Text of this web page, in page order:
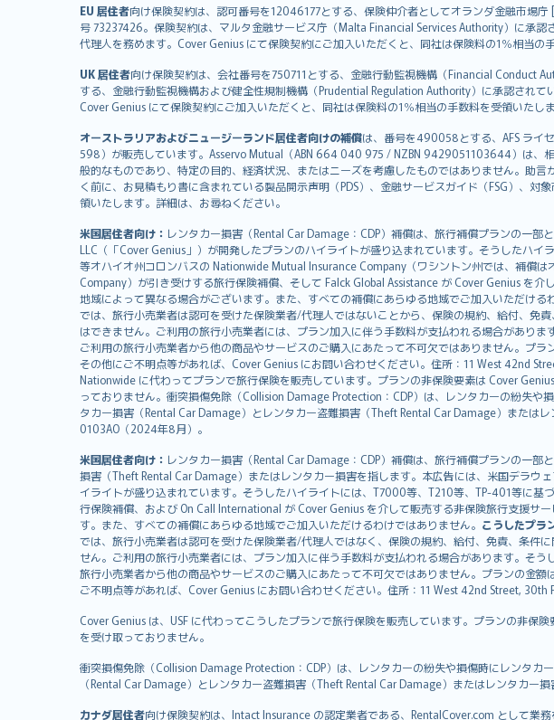
EU 居住者向け保険契約は、認可番号を12046177とする、保険仲介者としてオランダ金融市場
号 73237426。保険契約は、マルタ金融サービス庁（Malta Financial Services Authority）に承
代理人を務めます。Cover Genius にて保険契約にご加入いただくと、同社は保険料の1％相当の
UK 居住者向け保険契約は、会社番号を750711とする、金融行動監視機構（Financial Conduct
する、金融行動監視機構および健全性規制機構（Prudential Regulation Authority）に承認され
Cover Genius にて保険契約にご加入いただくと、同社は保険料の1％相当の手数料を受領いたし
オーストラリアおよびニュージーランド居住者向けの補償は、番号を490058とする、AFS ライ
598）が販売しています。Asservo Mutual（ABN 664 040 975 / NZBN 9429051103644）は、
般的なものであり、特定の目的、経済状況、またはニーズを考慮したものではありません。助
く前に、お見積もり書に含まれている製品開示声明（PDS）、金融サービスガイド（FSG）、
領いたします。詳細は、お尋ねください。
米国居住者向け： レンタカー損害（Rental Car Damage：CDP）補償は、旅行補償プランの一
LLC（「Cover Genius」）が開発したプランのハイライトが盛り込まれています。そうしたハ
等オハイオ州コロンバスの Nationwide Mutual Insurance Company（ワシントン州では、補償
Company）が引き受けする旅行保険補償、そして Falck Global Assistance が Cover Genius を
地域によって異なる場合がございます。また、すべての補償にあらゆる地域でご加入いただける
では、旅行小売業者は認可を受けた保険業者/代理人ではないことから、保険の規約、給付、免
はできません。ご利用の旅行小売業者には、プラン加入に伴う手数料が支払われる場合があり
ご利用の旅行小売業者から他の商品やサービスのご購入にあたって不可欠ではありません。プ
その他にご不明点等があれば、Cover Genius にお問い合わせください。住所：11 West 42nd
Nationwide に代わってプランで旅行保険を販売しています。プランの非保険要素は Cover
っておりません。衝突損傷免除（Collision Damage Protection：CDP）は、レンタカーの紛失
タカー損害（Rental Car Damage）とレンタカー盗難損害（Theft Rental Car Damage）または
0103AO（2024年8月）。
米国居住者向け： レンタカー損害（Rental Car Damage：CDP）補償は、旅行補償プランの一
損害（Theft Rental Car Damage）またはレンタカー損害を指します。本広告には、米国デラウ
イライトが盛り込まれています。そうしたハイライトには、T7000等、T210等、TP-401等に
行保険補償、および On Call International が Cover Genius を介して販売する非保険旅行支援サ
す。また、すべての補償にあらゆる地域でご加入いただけるわけではありません。 こうしたプラ
では、旅行小売業者は認可を受けた保険業者/代理人ではなく、保険の規約、給付、免責、条件
せん。ご利用の旅行小売業者には、プラン加入に伴う手数料が支払われる場合があります。そ
旅行小売業者から他の商品やサービスのご購入にあたって不可欠ではありません。プランの金
ご不明点等があれば、Cover Genius にお問い合わせください。住所：11 West 42nd Street,
Cover Genius は、USF に代わってこうしたプランで旅行保険を販売しています。プランの非保
を受け取っておりません。
衝突損傷免除（Collision Damage Protection：CDP）は、レンタカーの紛失や損傷時にレンタ
（Rental Car Damage）とレンタカー盗難損害（Theft Rental Car Damage）またはレンタカー損
カナダ居住者向け保険契約は、Intact Insurance の認定業者である、RentalCover.com として業
English (UK)
English (US)
Deutsch
français
Nederlands
italiano
简体中文
繁體中文
Português
polski
עברית
Português
svenska
日本語
한국어
dansk
norsk
suomi
العربيّة
česky
Русский
ภาษาไทย
български
català
Hrvatski
eesti
Ελληνικά
Magyar
Íslenska
Bahasa Indonesia
latviešu